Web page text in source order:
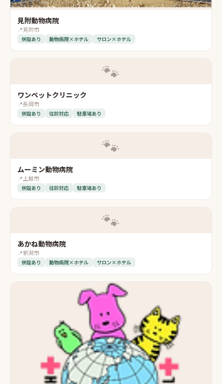
見附動物病院
📍見附市
併設あり 動物病院×ホテル サロン×ホテル
🐾
ワンペットクリニック
📍長岡市
併設あり 往診対応 駐車場あり
🐾
ムーミン動物病院
📍 上越市
併設あり 往診対応 駐車場あり
🐾
あかね動物病院
📍新潟市
併設あり 動物病院×ホテル サロン×ホテル